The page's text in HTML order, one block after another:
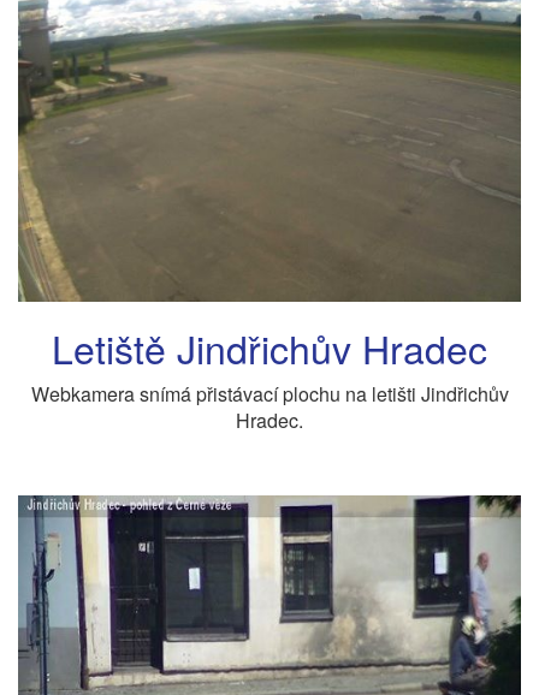
Letiště Jindřichův Hradec
Webkamera snímá přistávací plochu na letišti Jindřichův
Hradec.